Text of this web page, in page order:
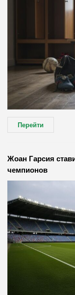
Перейти
Жоан Гарсия
чемпионов